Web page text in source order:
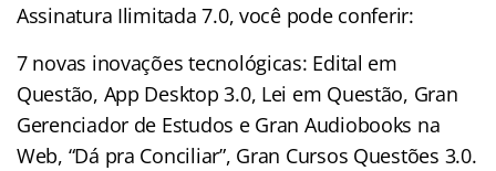
Assinatura Ilimitada 7.0, você pode conferir:
7 novas inovações tecnológicas: Edital em
Questão, App Desktop 3.0, Lei em Questão, Gran
Gerenciador de Estudos e Gran Audiobooks na
Web, “Dá pra Conciliar”, Gran Cursos Questões 3.0.